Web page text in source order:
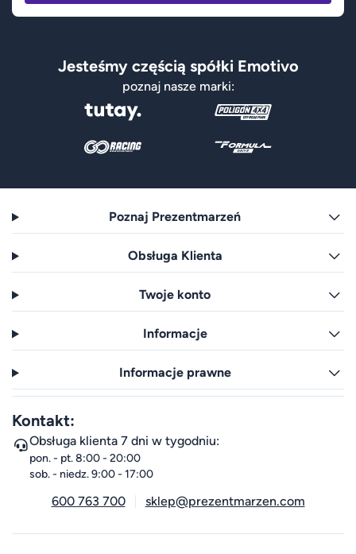
Jesteśmy częścią spółki Emotivo
poznaj nasze marki:
Poznaj Prezentmarzeń
Obsługa Klienta
Twoje konto
Informacje
Informacje prawne
Kontakt:
Obsługa klienta 7 dni w tygodniu:
pon. - pt. 8:00 - 20:00
sob. - niedz. 9:00 - 17:00
600 763 700 sklep@prezentmarzen.com